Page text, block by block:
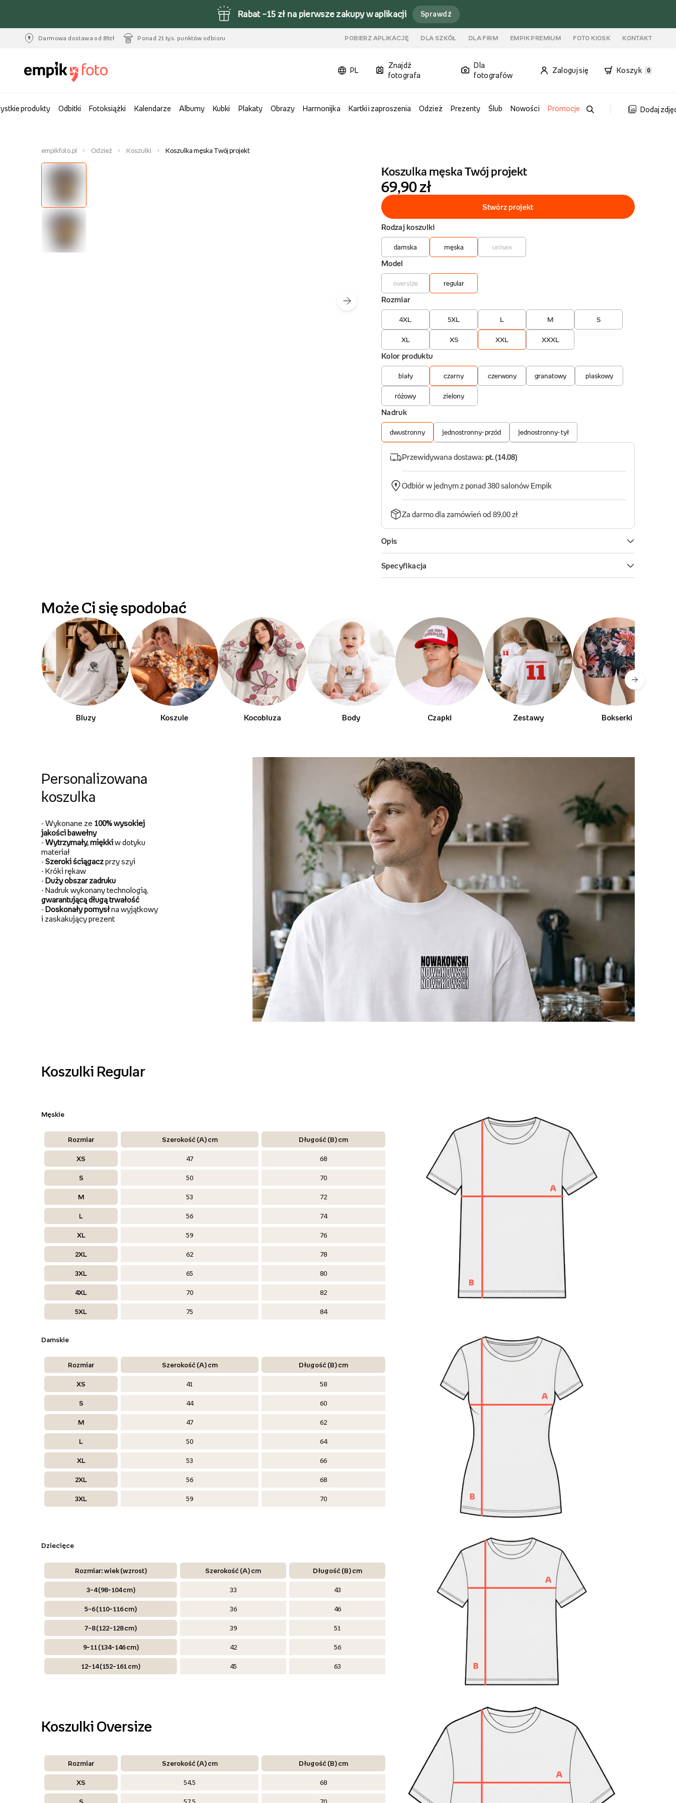
Rabat –15 zł na pierwsze zakupy w aplikacji Sprawdź
Darmowa dostawa od 89zł Ponad 21 tys. punktów odbioru POBIERZ APLIKACJĘ DLA SZKÓŁ DLA FIRM EMPIK PREMIUM FOTO KIOSK KONTAKT
PL
Znajdź
fotografa
Dla
fotografów
Zaloguj się Koszyk 0
produkty Odbitki Fotoksiążki Kalendarze Albumy Kubki Plakaty Obrazy Harmonijka Kartki i zaproszenia Odzież Prezenty Ślub Nowości Promocje Dodaj
empikfoto.pl Odzież Koszulki Koszulka męska Twój projekt
Może Ci się spodobać
Bluzy Koszule Kocobluza Body Czapki Zestawy Bokserki
Personalizowana
koszulka
- Wykonane ze 100%wysokiej
jakości bawełny
- Wytrzymały, miękkiw dotyku
materiał
- Szeroki ściągaczprzy szyi
- Króki rękaw
- Duży obszar zadruku
- Nadruk wykonany technologią,
gwarantującą długątrwałość
- Doskonały pomysłna wyjątkowy
i zaskakujący prezent
Koszulki Regular
Męskie
Rozmiar Szerokość (A) cm Długość (B) cm
XS 47 68
S 50 70
M 53 72
L 56 74
XL 59 76
2XL 62 78
3XL 65 80
4XL 70 82
5XL 75 84
Damskie
Rozmiar Szerokość (A) cm Długość (B) cm
XS 41 58
S 44 60
M 47 62
L 50 64
XL 53 66
2XL 56 68
3XL 59 70
Dziecięce
Rozmiar: wiek (wzrost) Szerokość (A) cm Długość (B) cm
3–4 (98–104 cm) 33 43
5–6 (110–116 cm) 36 46
7–8 (122–128 cm) 39 51
9–11 (134–146 cm) 42 56
12–14 (152–161 cm) 45 63
Koszulki Oversize
Rozmiar Szerokość (A) cm Długość (B) cm
XS 54,5 68